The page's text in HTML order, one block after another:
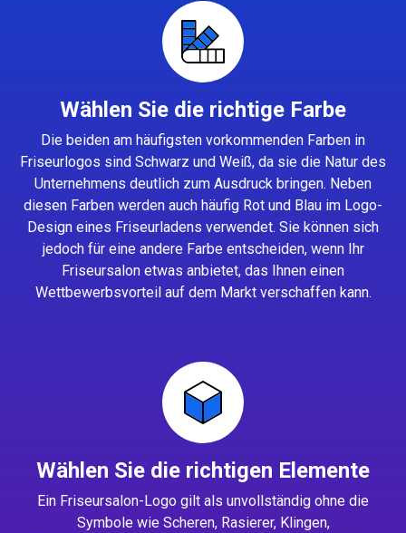
Wählen Sie die richtige Farbe
Die beiden am häufigsten vorkommenden Farben in
Friseurlogos sind Schwarz und Weiß, da sie die Natur des
Unternehmens deutlich zum Ausdruck bringen. Neben
diesen Farben werden auch häufig Rot und Blau im Logo-
Design eines Friseurladens verwendet. Sie können sich
jedoch für eine andere Farbe entscheiden, wenn Ihr
Friseursalon etwas anbietet, das Ihnen einen
Wettbewerbsvorteil auf dem Markt verschaffen kann.
Wählen Sie die richtigen Elemente
Ein Friseursalon-Logo gilt als unvollständig ohne die
Symbole wie Scheren, Rasierer, Klingen,